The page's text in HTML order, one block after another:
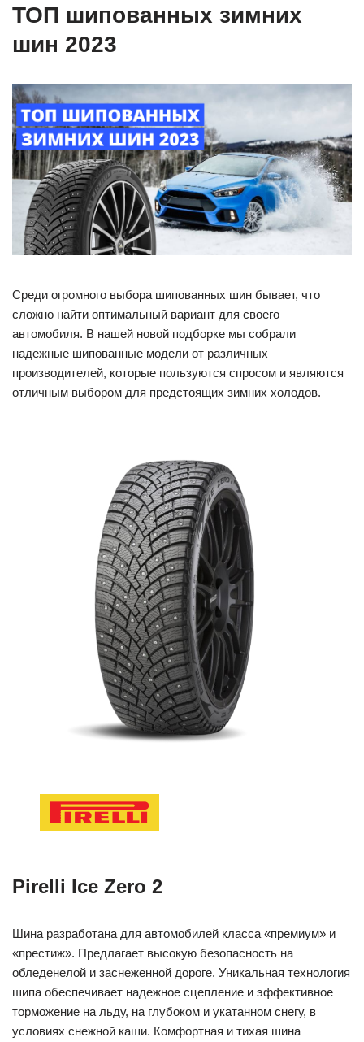
ТОП шипованных зимних
шин 2023
Среди огромного выбора шипованных шин бывает, что
сложно найти оптимальный вариант для своего
автомобиля. В нашей новой подборке мы собрали
надежные шипованные модели от различных
производителей, которые пользуются спросом и являются
отличным выбором для предстоящих зимних холодов.
Pirelli Ice Zero 2
Шина разработана для автомобилей класса «премиум» и
«престиж». Предлагает высокую безопасность на
обледенелой и заснеженной дороге. Уникальная технология
шипа обеспечивает надежное сцепление и эффективное
торможение на льду, на глубоком и укатанном снегу, в
условиях снежной каши. Комфортная и тихая шина